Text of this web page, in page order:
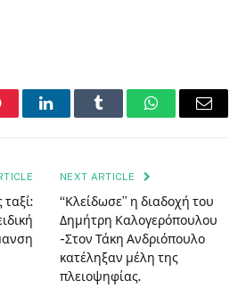
LinkedInTumblr WhatsAppEmail
ταξί:
NEXT ARTICLE
“Κλείδωσε” η διαδοχή του
Δημήτρη Καλογερόπουλου
-Στον Τάκη Ανδριόπουλο
κατέληξαν μέλη της
πλειοψηφίας.